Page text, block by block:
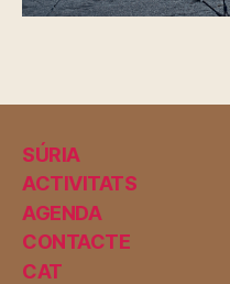
SÚRIA
ACTIVITATS
AGENDA
CONTACTE
CAT